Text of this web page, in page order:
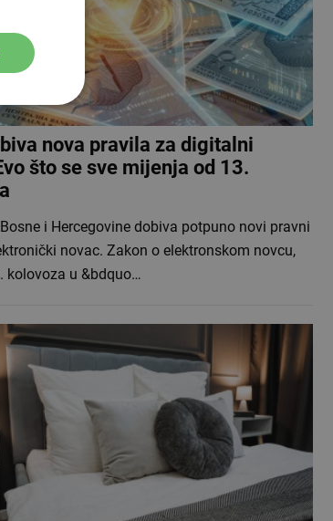
nova pravila za digitalni
što se sve mijenja od 13.
i Hercegovine dobiva potpuno novi pravni
novac. Zakon o elektronskom novcu,
kolovoza u &bdquo…